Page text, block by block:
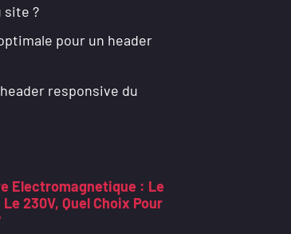
site ?
pour un header
responsive du
Electromagnetique : Le
Le 230V, Quel Choix Pour